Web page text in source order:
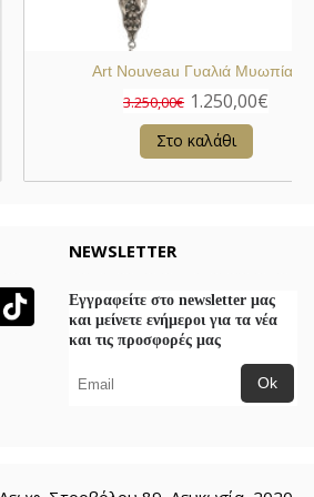
Συλλεκτικά Γυαλιά Χρυσά
1.200,00€
Στο καλάθι
NEWSLETTER
Εγγραφείτε στο newsletter μας
και μείνετε ενήμεροι για τα νέα
και τις προσφορές μας
Ok